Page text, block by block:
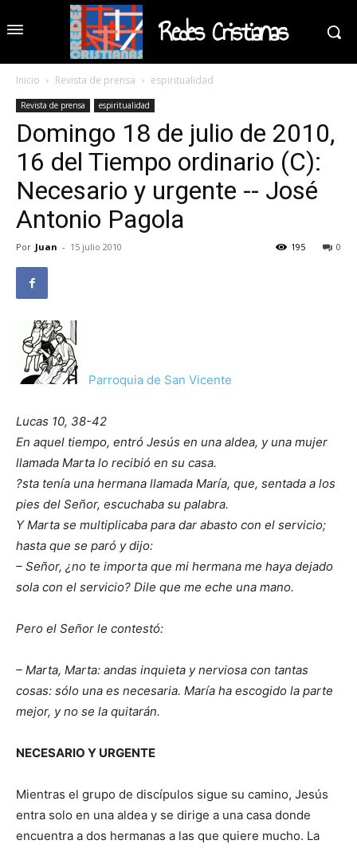
Redes Cristianas
Inicio Revista de prensa espiritualidad
Revista de prensa espiritualidad
Domingo 18 de julio de 2010,
16 del Tiempo ordinario (C):
Necesario y urgente -- José
Antonio Pagola
Por Juan - 15 julio 2010 0
195
Parroquia de San Vicente
Lucas 10, 38-42
En aquel tiempo, entró Jesús en una aldea, y una mujer
llamada Marta lo recibió en su casa.
?sta tenía una hermana llamada María, que, sentada a los
pies del Señor, escuchaba su palabra.
Y Marta se multiplicaba para dar abasto con el servicio;
hasta que se paró y dijo:
– Señor, ¿no te importa que mi hermana me haya dejado
sola con el servicio? Dile que me eche una mano.
Pero el Señor le contestó:
– Marta, Marta: andas inquieta y nerviosa con tantas
cosas: sólo una es necesaria. María ha escogido la parte
mejor, y no se la quitarán.
NECESARIO Y URGENTE
Mientras el grupo de discípulos sigue su camino, Jesús
entra solo en una aldea y se dirige a una casa donde
encuentra a dos hermanas a las que quiere mucho. La